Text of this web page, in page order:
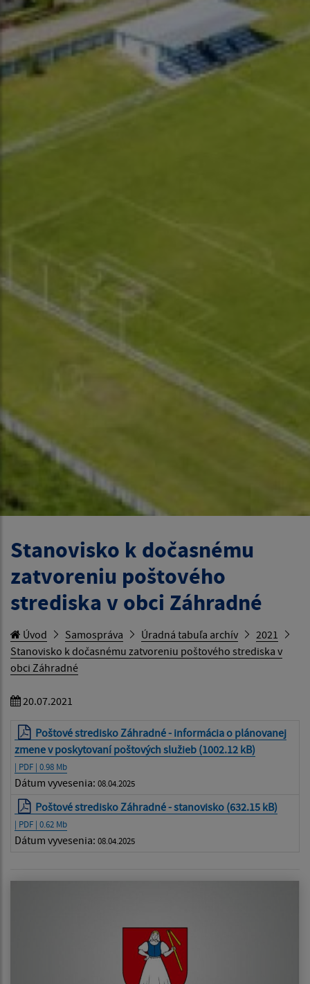
Stanovisko k dočasnému
zatvoreniu poštového
strediska v obci Záhradné
Úvod Samospráva Úradná tabuľa archív
2021
Stanovisko k dočasnému zatvoreniu poštového strediska v
obci Záhradné
20.07.2021
Poštové stredisko Záhradné - informácia o plánovanej
zmene v poskytovaní poštových služieb (1002.12 kB)
| PDF | 0.98 Mb
Dátum vyvesenia: 08.04.2025
Poštové stredisko Záhradné - stanovisko (632.15 kB)
| PDF | 0.62 Mb
Dátum vyvesenia: 08.04.2025